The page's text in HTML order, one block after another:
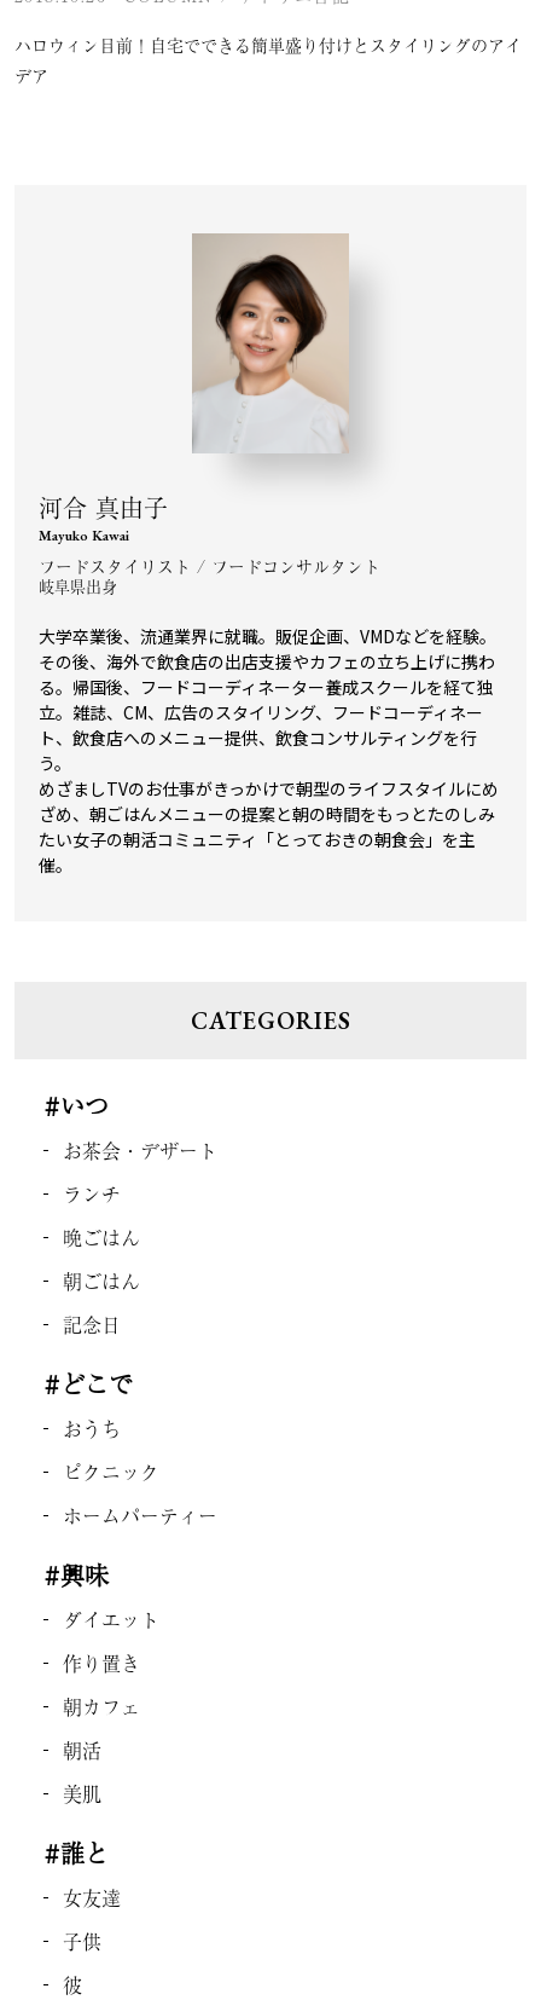
ハロウィン目前！自宅でできる簡単盛り付けとスタイリングのアイ
デア
河合 真由子
Mayuko Kawai
フードスタイリスト / フードコンサルタント
岐阜県出身
大学卒業後、流通業界に就職。販促企画、VMDなどを経験。
その後、海外で飲食店の出店支援やカフェの立ち上げに携わ
る。帰国後、フードコーディネーター養成スクールを経て独
立。雑誌、CM、広告のスタイリング、フードコーディネー
ト、飲食店へのメニュー提供、飲食コンサルティングを行
う。
めざましTVのお仕事がきっかけで朝型のライフスタイルにめ
ざめ、朝ごはんメニューの提案と朝の時間をもっとたのしみ
たい女子の朝活コミュニティ「とっておきの朝食会」を主
催。
CATEGORIES
#いつ
お茶会・デザート
ランチ
晩ごはん
朝ごはん
記念日
#どこで
おうち
ピクニック
ホームパーティー
#興味
ダイエット
作り置き
朝カフェ
朝活
美肌
#誰と
女友達
子供
彼